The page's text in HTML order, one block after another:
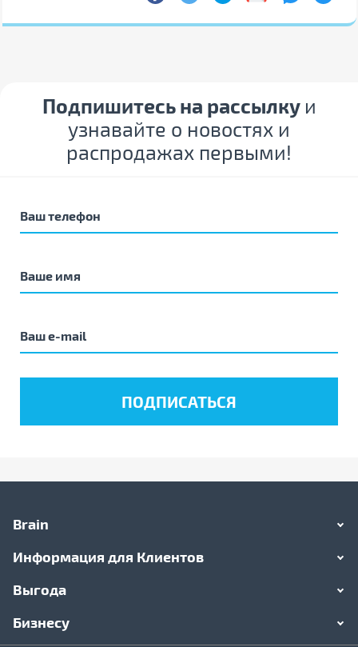
Подпишитесь на рассылку и
узнавайте о новостях и
распродажах первыми!
Brain
Информация для Клиентов
Выгода
Бизнесу